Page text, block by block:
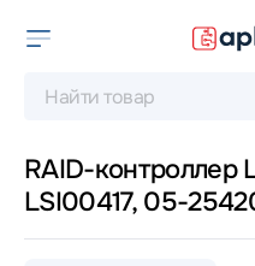
RAID-контроллер
LSI00417, 05-